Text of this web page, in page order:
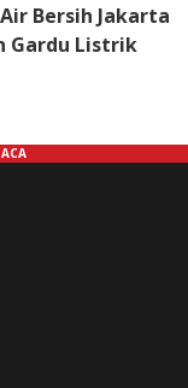
Bersih Jakarta
Gardu Listrik